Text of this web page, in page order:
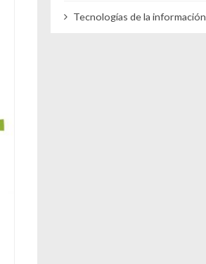
Tecnologías de la información